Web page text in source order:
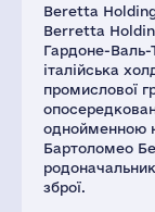
Beretta
Berretta
Гардоне-Валь-
італійська
промислової
однойменною
Бартоломео
зброї.